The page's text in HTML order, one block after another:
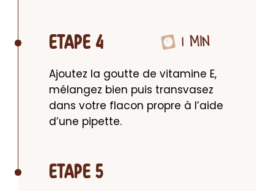
ETAPE 4 1 MIN
Ajoutez la goutte de vitamine E,
mélangez bien puis transvasez
dans votre flacon propre à l’aide
d’une pipette.
ETAPE 5